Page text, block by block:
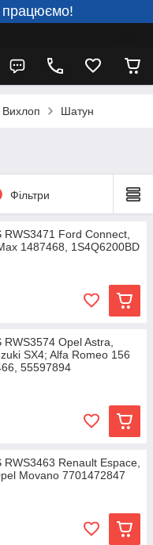
працюємо!
Вихлоп Шатун
Фільтри
Ford Connect,
1487468, 1S4Q6200BD
Opel Astra,
SX4; Alfa Romeo 156
55597894
Renault Espace,
Movano 7701472847